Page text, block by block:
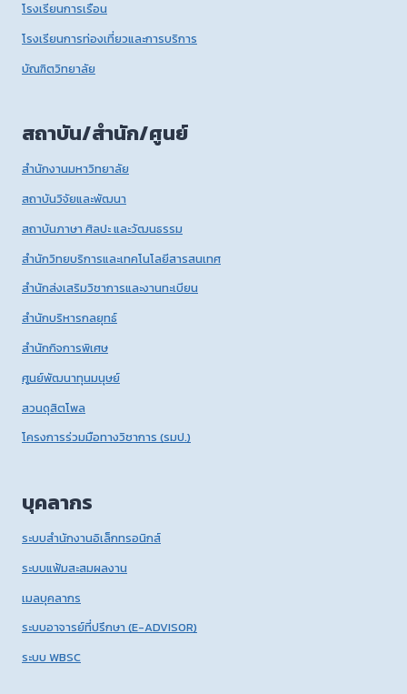
โรงเรียนการเรือน
โรงเรียนการท่องเที่ยวและการบริการ
บัณฑิตวิทยาลัย
สถาบัน/สำนัก/ศูนย์
สำนักงานมหาวิทยาลัย
สถาบันวิจัยและพัฒนา
สถาบันภาษา ศิลปะ และวัฒนธรรม
สำนักวิทยบริการและเทคโนโลยีสารสนเทศ
สำนักส่งเสริมวิชาการและงานทะเบียน
สำนักบริหารกลยุทธ์
สำนักกิจการพิเศษ
ศูนย์พัฒนาทุนมนุษย์
สวนดุสิตโพล
โครงการร่วมมือทางวิชาการ (รมป.)
บุคลากร
ระบบสำนักงานอิเล็กทรอนิกส์
ระบบแฟ้มสะสมผลงาน
เมลบุคลากร
ระบบอาจารย์ที่ปรึกษา (E-ADVISOR)
ระบบ WBSC